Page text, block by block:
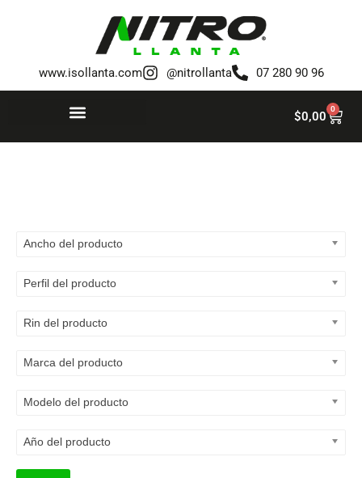
www.isollanta.com @nitrollanta 07 280 90 96
$0,00 0
Ancho del producto
Perfil del producto
Rin del producto
Marca del producto
Modelo del producto
Año del producto